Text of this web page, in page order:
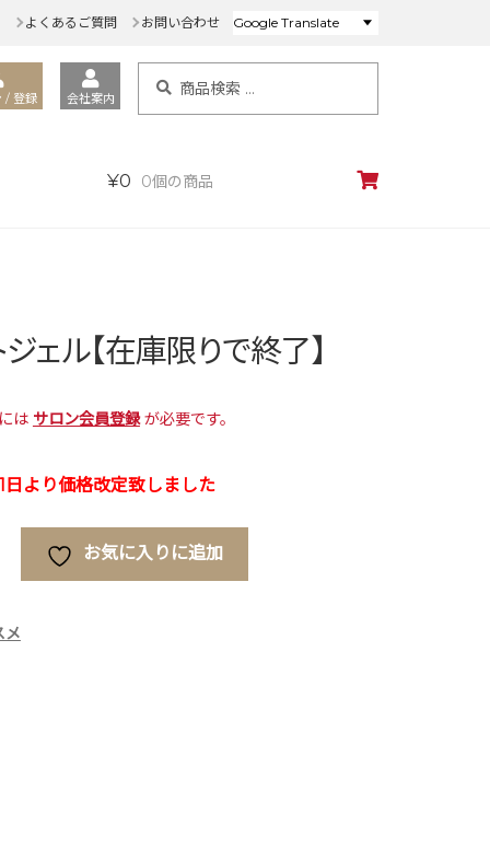
よくあるご質問 お問い合わせ
/ 登録 会社案内
¥0 0個の商品
ェル【在庫限りで終了】
は サロン会員登録が必要です。
より価格改定致しました
お気に入りに追加
メ